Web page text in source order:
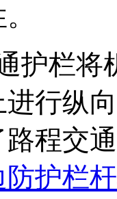
护栏将
行纵
程交
防护栏杆